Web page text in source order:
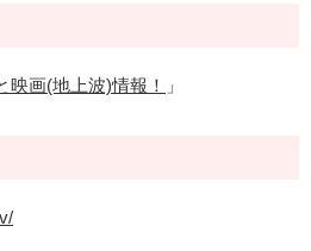
映画(地上波)情報！ 」